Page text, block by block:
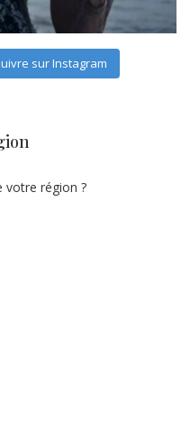
sur Instagram
votre région ?